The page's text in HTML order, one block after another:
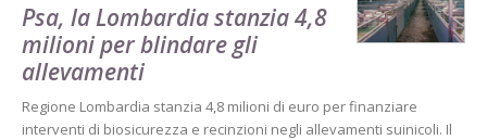
Psa, la Lombardia stanzia 4,8
milioni per blindare gli
allevamenti
Regione Lombardia stanzia 4,8 milioni di euro per finanziare
interventi di biosicurezza e recinzioni negli allevamenti suinicoli. Il